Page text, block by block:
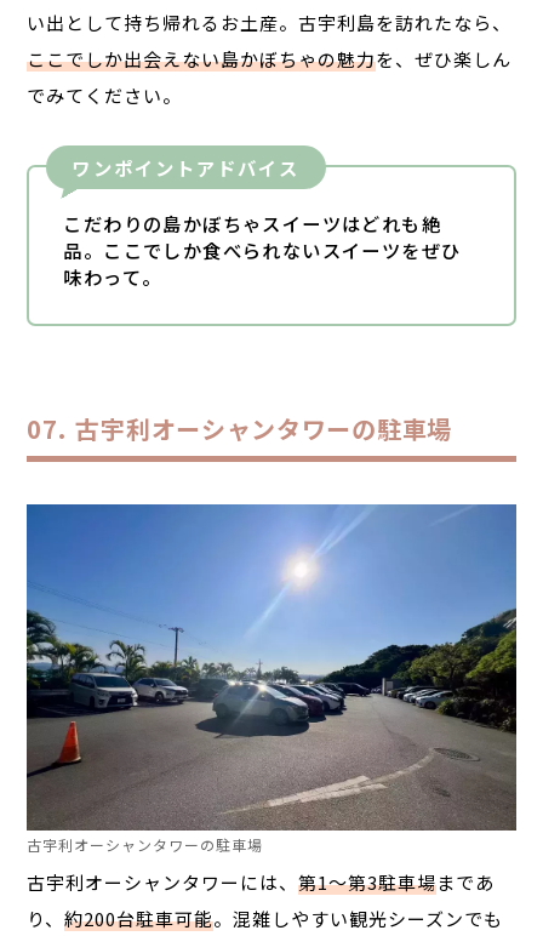
い出として持ち帰れるお土産。古宇利島を訪れたなら、
ここでしか出会えない島かぼちゃの魅力を、ぜひ楽しん
でみてください。
ワンポイントアドバイス
こだわりの島かぼちゃスイーツはどれも絶
品。ここでしか食べられないスイーツをぜひ
味わって。
古宇利オーシャンタワーの駐車場
古宇利オーシャンタワーの駐車場
古宇利オーシャンタワーには、第1〜第3駐車場まであ
り、約200台駐車可能。混雑しやすい観光シーズンでも